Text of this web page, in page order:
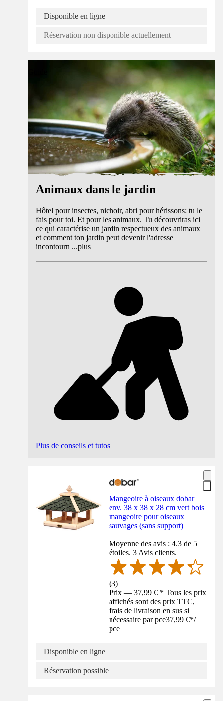
Disponible en ligne
Réservation non disponible actuellement
Animaux dans le jardin
Hôtel pour insectes, nichoir, abri pour hérissons: tu le
fais pour toi. Et pour les animaux. Tu découvriras ici
ce qui caractérise un jardin respectueux des animaux
et comment ton jardin peut devenir l'adresse
incontourn ...plus
Plus de conseils et tutos
Mangeoire à oiseaux dobar
env. 38 x 38 x 28 cm vert bois
mangeoire pour oiseaux
sauvages (sans support)
Moyenne des avis : 4.3 de 5
étoiles. 3 Avis clients.
(3)
Prix — 37,99 € * Tous les prix
affichés sont des prix TTC,
frais de livraison en sus si
nécessaire par pce37,99 €*/
pce
Disponible en ligne
Réservation possible